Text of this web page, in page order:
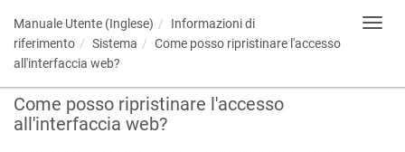
Manuale Utente (Inglese)
Informazioni di
riferimento
Sistema
Come posso ripristinare l'accesso
all'interfaccia web?
Come posso ripristinare l'accesso
all'interfaccia web?